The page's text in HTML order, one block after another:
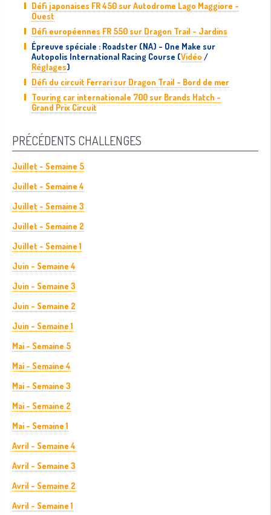
Défi japonaises FR 450 sur Autodrome Lago Maggiore -
Ouest
Défi européennes FR 550 sur Dragon Trail - Jardins
Épreuve spéciale : Roadster (NA) - One Make sur
Autopolis International Racing Course (Vidéo /
Réglages)
Défi du circuit Ferrari sur Dragon Trail - Bord de mer
Touring car internationale 700 sur Brands Hatch -
Grand Prix Circuit
PRÉCÉDENTS CHALLENGES
Juillet - Semaine 5
Juillet - Semaine 4
Juillet - Semaine 3
Juillet - Semaine 2
Juillet - Semaine 1
Juin - Semaine 4
Juin - Semaine 3
Juin - Semaine 2
Juin - Semaine 1
Mai - Semaine 5
Mai - Semaine 4
Mai - Semaine 3
Mai - Semaine 2
Mai - Semaine 1
Avril - Semaine 4
Avril - Semaine 3
Avril - Semaine 2
Avril - Semaine 1